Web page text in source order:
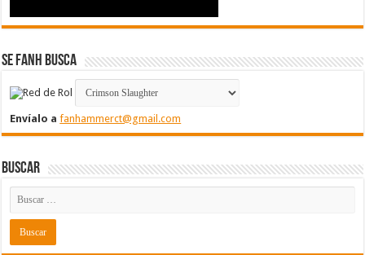
Se FanH Busca
Envíalo afanhammerct@gmail.com
Buscar